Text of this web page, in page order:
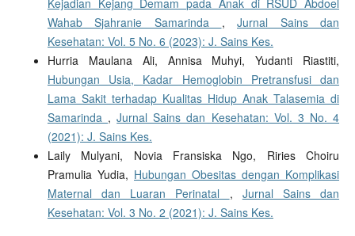
Kejadian Kejang Demam pada Anak di RSUD Abdoel
Wahab Sjahranie Samarinda ,Jurnal Sains dan
Kesehatan: Vol. 5 No. 6 (2023): J. Sains Kes.
Hurria Maulana Ali, Annisa Muhyi, Yudanti Riastiti,
Hubungan Usia, Kadar Hemoglobin Pretransfusi dan
Lama Sakit terhadap Kualitas Hidup Anak Talasemia di
Samarinda ,Jurnal Sains dan Kesehatan: Vol. 3 No. 4
(2021): J. Sains Kes.
Laily Mulyani, Novia Fransiska Ngo, Riries Choiru
Pramulia Yudia, Hubungan Obesitas dengan Komplikasi
Maternal dan Luaran Perinatal , Jurnal Sains dan
Kesehatan: Vol. 3 No. 2 (2021): J. Sains Kes.